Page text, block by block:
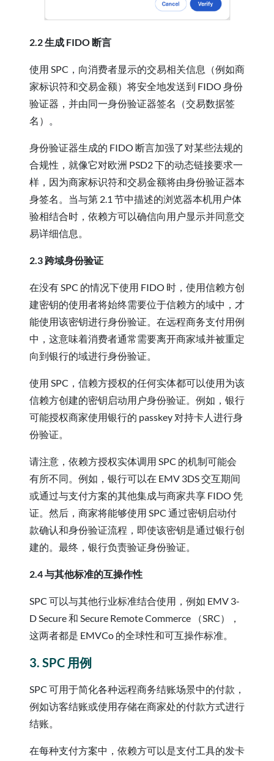
2.2 生成 FIDO 断言
使用 SPC，向消费者显示的交易相关信息（例如商
家标识符和交易金额）将安全地发送到 FIDO 身份
验证器，并由同一身份验证器签名（交易数据签
名）。
身份验证器生成的 FIDO 断言加强了对某些法规的
合规性，就像它对欧洲 PSD2 下的动态链接要求一
样，因为商家标识符和交易金额将由身份验证器本
身签名。当与第 2.1 节中描述的浏览器本机用户体
验相结合时，依赖方可以确信向用户显示并同意交
易详细信息。
2.3 跨域身份验证
在没有 SPC 的情况下使用 FIDO 时，使用信赖方创
建密钥的使用者将始终需要位于信赖方的域中，才
能使用该密钥进行身份验证。在远程商务支付用例
中，这意味着消费者通常需要离开商家域并被重定
向到银行的域进行身份验证。
使用 SPC，信赖方授权的任何实体都可以使用为该
信赖方创建的密钥启动用户身份验证。例如，银行
可能授权商家使用银行的 passkey 对持卡人进行身
份验证。
请注意，依赖方授权实体调用 SPC 的机制可能会
有所不同。例如，银行可以在 EMV 3DS 交互期间
或通过与支付方案的其他集成与商家共享 FIDO 凭
证。然后，商家将能够使用 SPC 通过密钥启动付
款确认和身份验证流程，即使该密钥是通过银行创
建的。最终，银行负责验证身份验证。
2.4 与其他标准的互操作性
SPC 可以与其他行业标准结合使用，例如 EMV 3-
D Secure 和 Secure Remote Commerce （SRC），
这两者都是 EMVCo 的全球性和可互操作标准。
3. SPC 用例
SPC 可用于简化各种远程商务结账场景中的付款，
例如访客结账或使用存储在商家处的付款方式进行
结账。
在每种支付方案中，依赖方可以是支付工具的发卡